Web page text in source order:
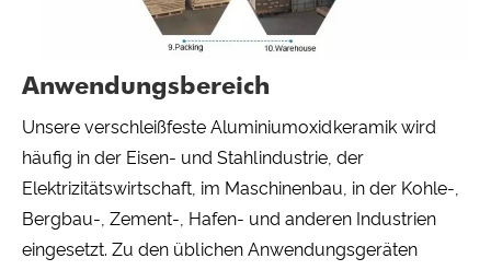
Anwendungsbereich
Unsere verschleißfeste Aluminiumoxidkeramik wird
häufig in der Eisen- und Stahlindustrie, der
Elektrizitätswirtschaft, im Maschinenbau, in der Kohle-,
Bergbau-, Zement-, Hafen- und anderen Industrien
eingesetzt. Zu den üblichen Anwendungsgeräten